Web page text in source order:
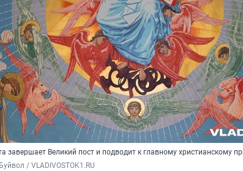
завершает Великий пост и подводит к главному христианскому
/ VLADIVOSTOK1.RU